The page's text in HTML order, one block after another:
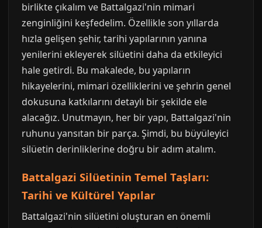
birlikte çıkalım ve Battalgazi'nin mimari
zenginliğini keşfedelim. Özellikle son yıllarda
hızla gelişen şehir, tarihi yapılarının yanına
yenilerini ekleyerek silüetini daha da etkileyici
hale getirdi. Bu makalede, bu yapıların
hikayelerini, mimari özelliklerini ve şehrin genel
dokusuna katkılarını detaylı bir şekilde ele
alacağız. Unutmayın, her bir yapı, Battalgazi'nin
ruhunu yansıtan bir parça. Şimdi, bu büyüleyici
silüetin derinliklerine doğru bir adım atalım.
Battalgazi Silüetinin Temel Taşları:
Tarihi ve Kültürel Yapılar
Battalgazi'nin silüetini oluşturan en önemli